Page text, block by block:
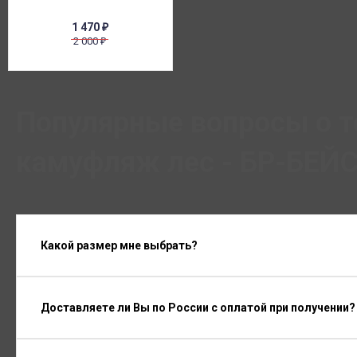
1 470₽
2 000₽
Какой размер мне выбрать?
Доставляете ли Вы по России с оплатой при получении?